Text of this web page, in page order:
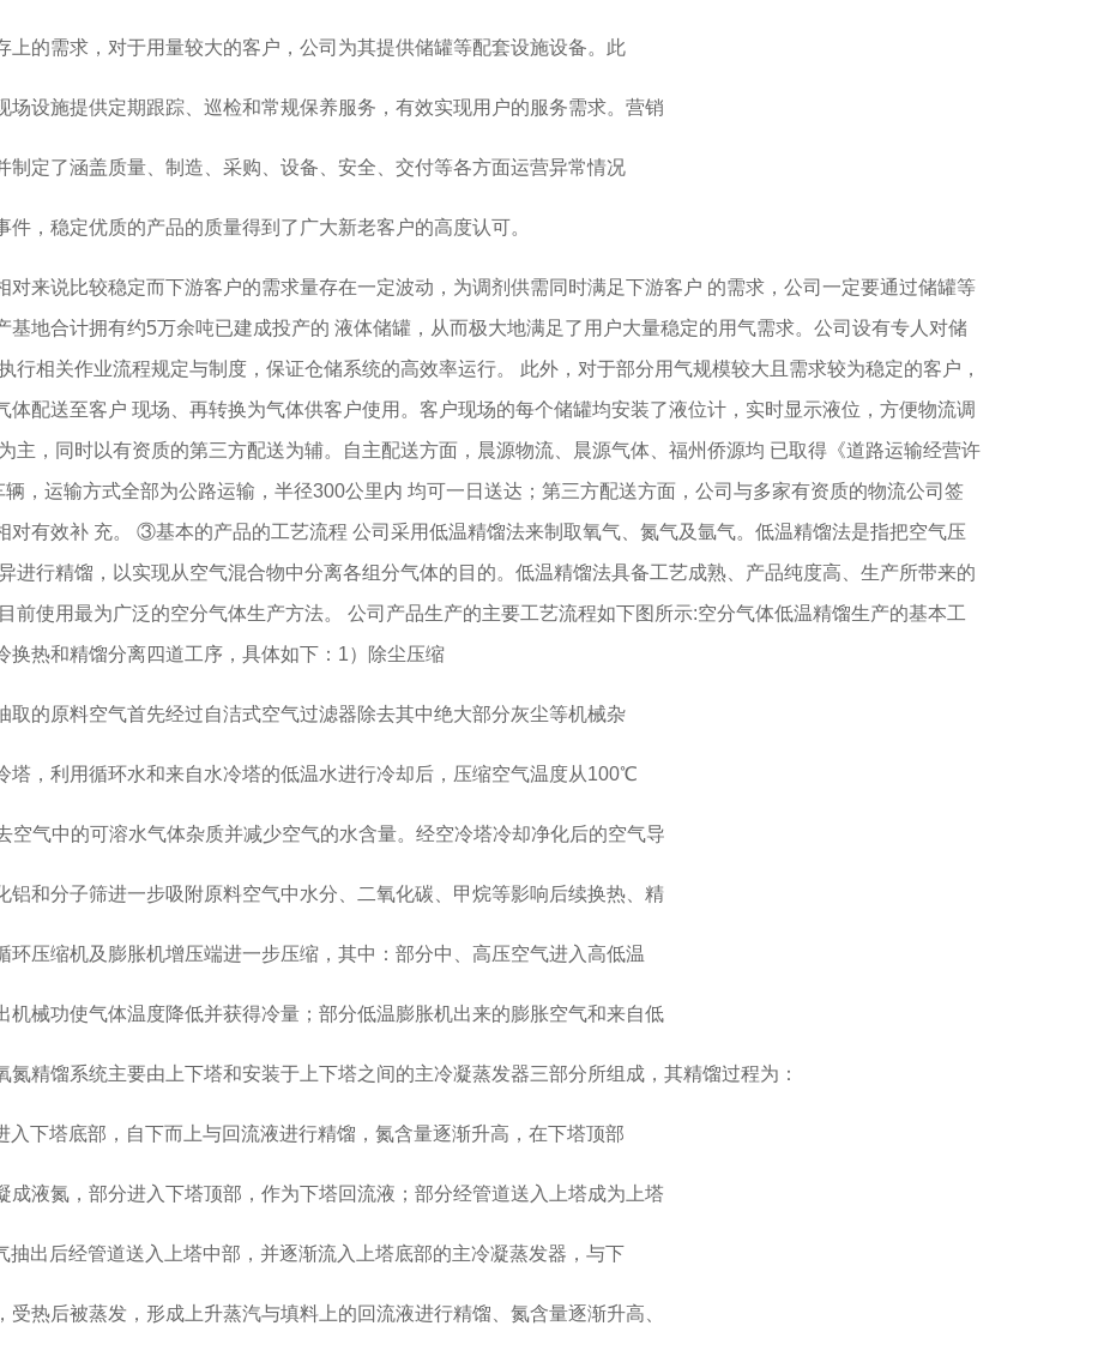
的需求，对于用量较大的客户，公司为其提供储罐等配套设施设备。此
设施提供定期跟踪、巡检和常规保养服务，有效实现用户的服务需求。营销
定了涵盖质量、制造、采购、设备、安全、交付等各方面运营异常情况
稳定优质的产品的质量得到了广大新老客户的高度认可。
说比较稳定而下游客户的需求量存在一定波动，为调剂供需同时满足下游客户 的需求，公司一定要通过储罐等
地合计拥有约5万余吨已建成投产的 液体储罐，从而极大地满足了用户大量稳定的用气需求。公司设有专人对储
行相关作业流程规定与制度，保证仓储系统的高效率运行。 此外，对于部分用气规模较大且需求较为稳定的客户，
配送至客户 现场、再转换为气体供客户使用。客户现场的每个储罐均安装了液位计，实时显示液位，方便物流调
主，同时以有资质的第三方配送为辅。自主配送方面，晨源物流、晨源气体、福州侨源均 已取得《道路运输经营许
，运输方式全部为公路运输，半径300公里内 均可一日送达；第三方配送方面，公司与多家有资质的物流公司签
对有效补 充。 ③基本的产品的工艺流程 公司采用低温精馏法来制取氧气、氮气及氩气。低温精馏法是指把空气压
进行精馏，以实现从空气混合物中分离各组分气体的目的。低温精馏法具备工艺成熟、产品纯度高、生产所带来的
前使用最为广泛的空分气体生产方法。 公司产品生产的主要工艺流程如下图所示:空分气体低温精馏生产的基本工
热和精馏分离四道工序，具体如下：1）除尘压缩
的原料空气首先经过自洁式空气过滤器除去其中绝大部分灰尘等机械杂
，利用循环水和来自水冷塔的低温水进行冷却后，压缩空气温度从100℃
中的可溶水气体杂质并减少空气的水含量。经空冷塔冷却净化后的空气导
和分子筛进一步吸附原料空气中水分、二氧化碳、甲烷等影响后续换热、精
压缩机及膨胀机增压端进一步压缩，其中：部分中、高压空气进入高低温
械功使气体温度降低并获得冷量；部分低温膨胀机出来的膨胀空气和来自低
馏系统主要由上下塔和安装于上下塔之间的主冷凝蒸发器三部分所组成，其精馏过程为：
塔底部，自下而上与回流液进行精馏，氮含量逐渐升高，在下塔顶部
液氮，部分进入下塔顶部，作为下塔回流液；部分经管道送入上塔成为上塔
出后经管道送入上塔中部，并逐渐流入上塔底部的主冷凝蒸发器，与下
后被蒸发，形成上升蒸汽与填料上的回流液进行精馏、氮含量逐渐升高、